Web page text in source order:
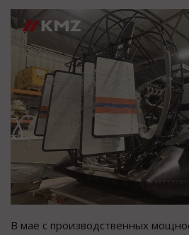
В мае с производственных